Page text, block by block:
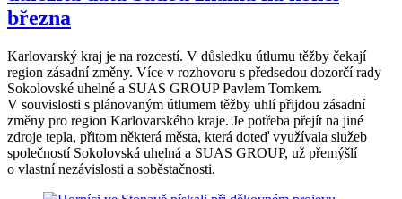
března
Karlovarský kraj je na rozcestí. V důsledku útlumu těžby čekají
region zásadní změny. Více v rozhovoru s předsedou dozorčí rady
Sokolovské uhelné a SUAS GROUP Pavlem Tomkem.
V souvislosti s plánovaným útlumem těžby uhlí přijdou zásadní
změny pro region Karlovarského kraje. Je potřeba přejít na jiné
zdroje tepla, přitom některá města, která doteď využívala služeb
společností Sokolovská uhelná a SUAS GROUP, už přemýšlí
o vlastní nezávislosti a soběstačnosti.